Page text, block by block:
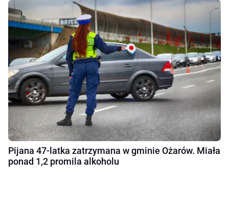
Pijana 47-latka zatrzymana w gminie Ożarów. Miała
ponad 1,2 promila alkoholu